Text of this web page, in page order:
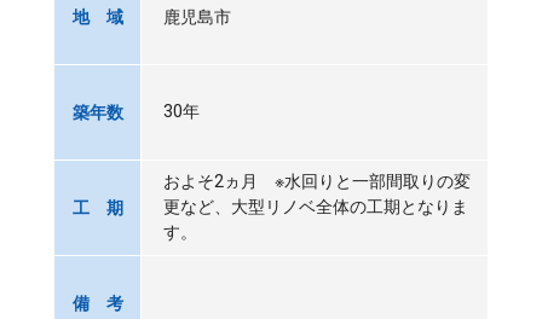
地 域 鹿児島市
築年数 30年
工 期
およそ2ヵ月 ※水回りと一部間取りの変
更など、大型リノベ全体の工期となりま
す。
備 考